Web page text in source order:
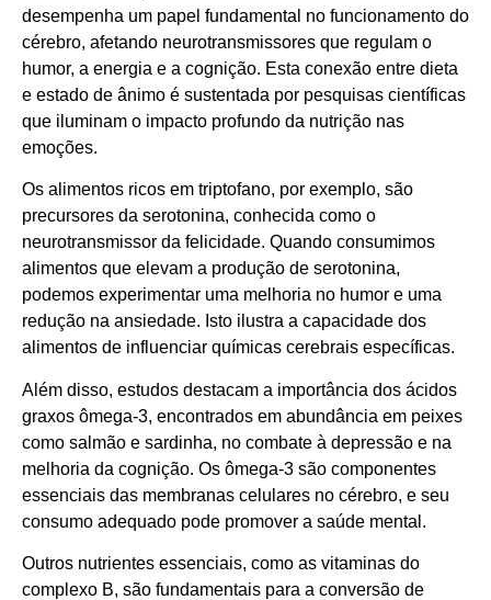
desempenha um papel fundamental no funcionamento do
cérebro, afetando neurotransmissores que regulam o
humor, a energia e a cognição. Esta conexão entre dieta
e estado de ânimo é sustentada por pesquisas científicas
que iluminam o impacto profundo da nutrição nas
emoções.
Os alimentos ricos em triptofano, por exemplo, são
precursores da serotonina, conhecida como o
neurotransmissor da felicidade. Quando consumimos
alimentos que elevam a produção de serotonina,
podemos experimentar uma melhoria no humor e uma
redução na ansiedade. Isto ilustra a capacidade dos
alimentos de influenciar químicas cerebrais específicas.
Além disso, estudos destacam a importância dos ácidos
graxos ômega-3, encontrados em abundância em peixes
como salmão e sardinha, no combate à depressão e na
melhoria da cognição. Os ômega-3 são componentes
essenciais das membranas celulares no cérebro, e seu
consumo adequado pode promover a saúde mental.
Outros nutrientes essenciais, como as vitaminas do
complexo B, são fundamentais para a conversão de